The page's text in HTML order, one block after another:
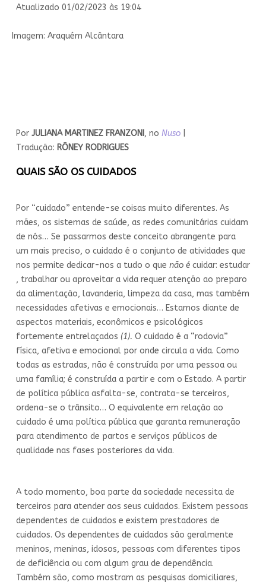
Atualizado 01/02/2023 às 19:04
Imagem: Araquém Alcântara
Por JULIANA MARTINEZ FRANZONI , no Nuso
Tradução: RÔNEY RODRIGUES
QUAIS SÃO OS CUIDADOS
Por “cuidado” entende-se coisas muito diferentes. As
mães, os sistemas de saúde, as redes comunitárias cuidam
de nós… Se passarmos deste conceito abrangente para
um mais preciso, o cuidado é o conjunto de atividades que
nos permite dedicar-nos a tudo o que não é cuidar: estudar
, trabalhar ou aproveitar a vida requer atenção ao preparo
da alimentação, lavanderia, limpeza da casa, mas também
necessidades afetivas e emocionais… Estamos diante de
aspectos materiais, econômicos e psicológicos
fortemente entrelaçados (1). O cuidado é a “rodovia”
física, afetiva e emocional por onde circula a vida. Como
todas as estradas, não é construída por uma pessoa ou
uma família; é construída a partir e com o Estado. A partir
de política pública asfalta-se, contrata-se terceiros,
ordena-se o trânsito… O equivalente em relação ao
cuidado é uma política pública que garanta remuneração
para atendimento de partos e serviços públicos de
qualidade nas fases posteriores da vida.
A todo momento, boa parte da sociedade necessita de
terceiros para atender aos seus cuidados. Existem pessoas
dependentes de cuidados e existem prestadores de
cuidados. Os dependentes de cuidados são geralmente
meninos, meninas, idosos, pessoas com diferentes tipos
de deficiência ou com algum grau de dependência.
Também são, como mostram as pesquisas domiciliares,